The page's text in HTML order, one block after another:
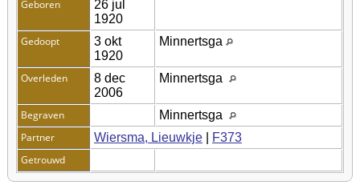
Geboren
26 jul
1920
Gedoopt
3 okt
1920
Minnertsga
Overleden
8 dec
2006
Minnertsga
Begraven
Minnertsga
Partner
Wiersma, Lieuwkje
F373
Getrouwd